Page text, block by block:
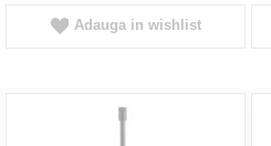
Adauga in wishlist